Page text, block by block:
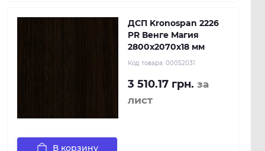
ДСП Kronospan 2226
PR Венге Магия
2800x2070x18 мм
Код товара: 00052031
3 510.17 грн. за
лист
В корзину